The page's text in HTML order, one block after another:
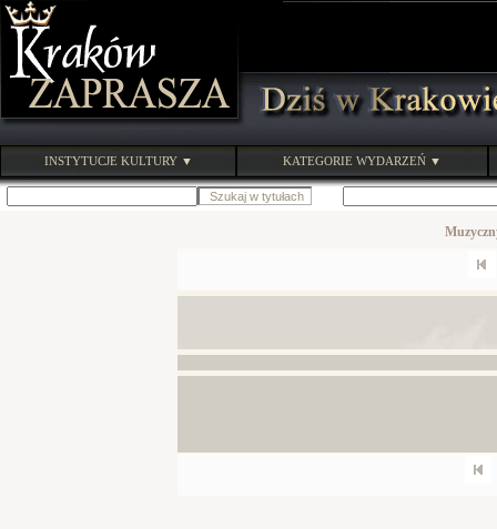
INSTYTUCJE KULTURY ▼ KATEGORIE WYDARZEŃ ▼